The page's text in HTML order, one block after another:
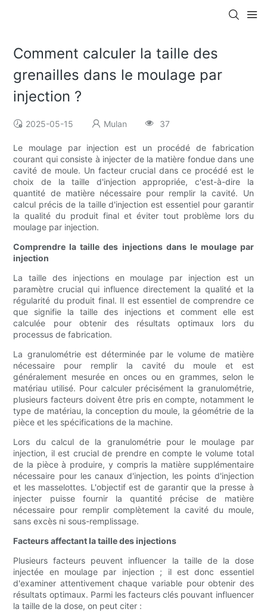
Comment calculer la taille des
grenailles dans le moulage par
injection ?
2025-05-15 Mulan 37
Le moulage par injection est un procédé de fabrication
courant qui consiste à injecter de la matière fondue dans une
cavité de moule. Un facteur crucial dans ce procédé est le
choix de la taille d'injection appropriée, c'est-à-dire la
quantité de matière nécessaire pour remplir la cavité. Un
calcul précis de la taille d'injection est essentiel pour garantir
la qualité du produit final et éviter tout problème lors du
moulage par injection.
Comprendre la taille des injections dans le moulage par
injection
La taille des injections en moulage par injection est un
paramètre crucial qui influence directement la qualité et la
régularité du produit final. Il est essentiel de comprendre ce
que signifie la taille des injections et comment elle est
calculée pour obtenir des résultats optimaux lors du
processus de fabrication.
La granulométrie est déterminée par le volume de matière
nécessaire pour remplir la cavité du moule et est
généralement mesurée en onces ou en grammes, selon le
matériau utilisé. Pour calculer précisément la granulométrie,
plusieurs facteurs doivent être pris en compte, notamment le
type de matériau, la conception du moule, la géométrie de la
pièce et les spécifications de la machine.
Lors du calcul de la granulométrie pour le moulage par
injection, il est crucial de prendre en compte le volume total
de la pièce à produire, y compris la matière supplémentaire
nécessaire pour les canaux d'injection, les points d'injection
et les masselottes. L'objectif est de garantir que la presse à
injecter puisse fournir la quantité précise de matière
nécessaire pour remplir complètement la cavité du moule,
sans excès ni sous-remplissage.
Facteurs affectant la taille des injections
Plusieurs facteurs peuvent influencer la taille de la dose
injectée en moulage par injection ; il est donc essentiel
d'examiner attentivement chaque variable pour obtenir des
résultats optimaux. Parmi les facteurs clés pouvant influencer
la taille de la dose, on peut citer :